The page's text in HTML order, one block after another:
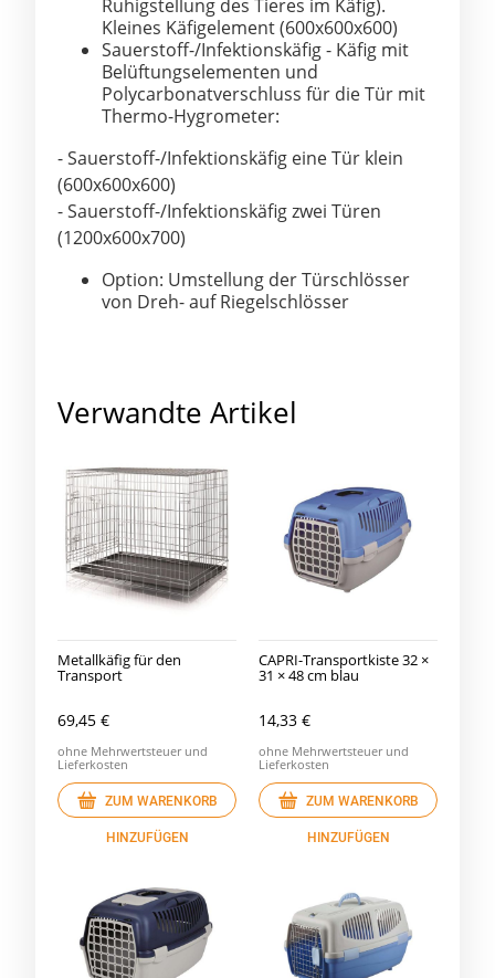
Ruhigstellung des Tieres im Käfig).
Kleines Käfigelement (600x600x600)
Sauerstoff-/Infektionskäfig - Käfig mit
Belüftungselementen und
Polycarbonatverschluss für die Tür mit
Thermo-Hygrometer:
- Sauerstoff-/Infektionskäfig eine Tür klein
(600x600x600)
-Sauerstoff-/Infektionskäfig zwei Türen
(1200x600x700)
Option: Umstellung der Türschlösser
von Dreh- auf Riegelschlösser
Verwandte Artikel
Metallkäfig für den
Transport
69,45 €
ohne Mehrwertsteuer und
Lieferkosten
ZUM WARENKORB
HINZUFÜGEN
CAPRI-Transportkiste 32 ×
31 × 48 cm blau
14,33 €
ohne Mehrwertsteuer und
Lieferkosten
ZUM WARENKORB
HINZUFÜGEN